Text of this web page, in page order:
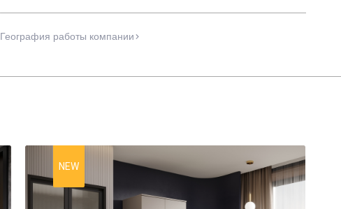
География работы компании
NEW